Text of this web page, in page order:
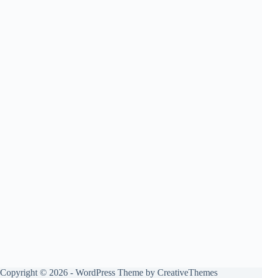
Copyright © 2026 - WordPress Theme by CreativeThemes